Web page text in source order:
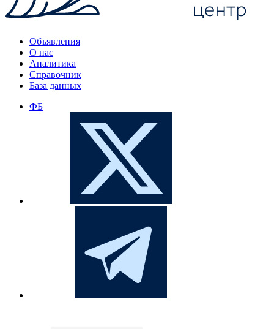
Объявления
О нас
Аналитика
Справочник
База данных
ФБ